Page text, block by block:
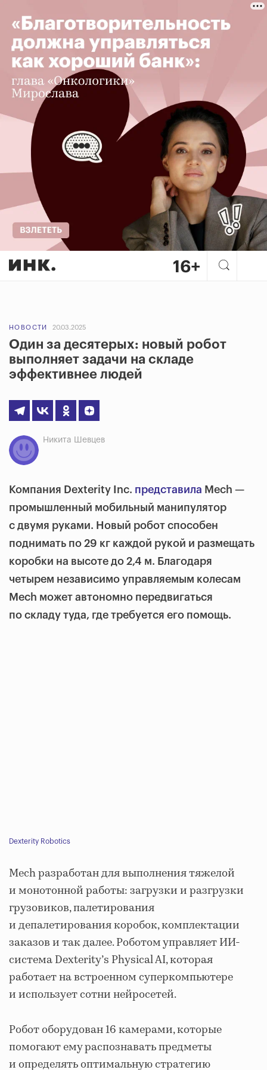
НОВОСТИ 20.03.2025
Один за десятерых: новый робот
выполняет задачи на складе
эффективнее людей
Никита Шевцев
Компания Dexterity Inc. представила Mech —
промышленный мобильный манипулятор
с двумя руками. Новый робот способен
поднимать по 29 кг каждой рукой и размещать
коробки на высоте до 2,4 м. Благодаря
четырем независимо управляемым колесам
Mech может автономно передвигаться
по складу туда, где требуется его помощь.
Dexterity Robotics
Mech разработан для выполнения тяжелой
и монотонной работы: загрузки и разгрузки
грузовиков, палетирования
и депалетирования коробок, комплектации
заказов и так далее. Роботом управляет ИИ-
система Dexterity’s Physical AI, которая
работает на встроенном суперкомпьютере
и использует сотни нейросетей.
Робот оборудован 16 камерами, которые
помогают ему распознавать предметы
и определять оптимальную стратегию